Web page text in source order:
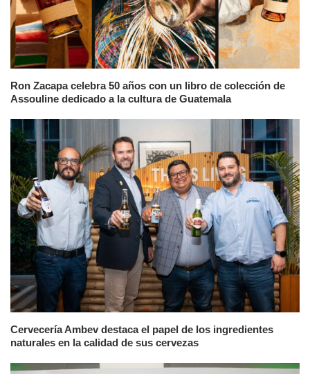
Ron Zacapa celebra 50 años con un libro de colección de
Assouline dedicado a la cultura de Guatemala
Cervecería Ambev destaca el papel de los ingredientes
naturales en la calidad de sus cervezas